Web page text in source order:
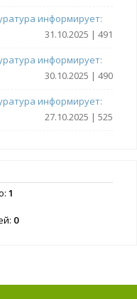
информирует:
31.10.2025 | 491
информирует:
30.10.2025 | 490
информирует:
27.10.2025 | 525
1
0